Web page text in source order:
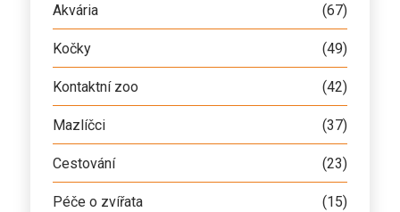
Akvária (67)
Kočky (49)
Kontaktní zoo (42)
Mazlíčci (37)
Cestování (23)
Péče o zvířata (15)